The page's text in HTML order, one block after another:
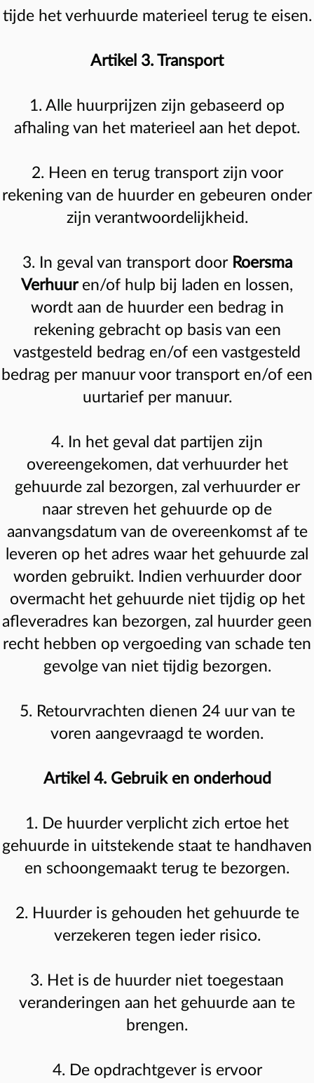
tijde het verhuurde materieel terug te eisen.
Artikel 3. Transport
1. Alle huurprijzen zijn gebaseerd op
afhaling van het materieel aan het depot.
2. Heen en terug transport zijn voor
rekening van de huurder en gebeuren onder
zijn verantwoordelijkheid.
3. In geval van transport door Roersma
Verhuuren/of hulp bij laden en lossen,
wordt aan de huurder een bedrag in
rekening gebracht op basis van een
vastgesteld bedrag en/of een vastgesteld
bedrag per manuur voor transport en/of een
uurtarief per manuur.
4. In het geval dat partijen zijn
overeengekomen, dat verhuurder het
gehuurde zal bezorgen, zal verhuurder er
naar streven het gehuurde op de
aanvangsdatum van de overeenkomst af te
leveren op het adres waar het gehuurde zal
worden gebruikt. Indien verhuurder door
overmacht het gehuurde niet tijdig op het
afleveradres kan bezorgen, zal huurder geen
recht hebben op vergoeding van schade ten
gevolge van niet tijdig bezorgen.
5. Retourvrachten dienen 24 uur van te
voren aangevraagd te worden.
Artikel 4. Gebruik en onderhoud
1. De huurder verplicht zich ertoe het
gehuurde in uitstekende staat te handhaven
en schoongemaakt terug te bezorgen.
2. Huurder is gehouden het gehuurde te
verzekeren tegen ieder risico.
3. Het is de huurder niet toegestaan
veranderingen aan het gehuurde aan te
brengen.
4. De opdrachtgever is ervoor